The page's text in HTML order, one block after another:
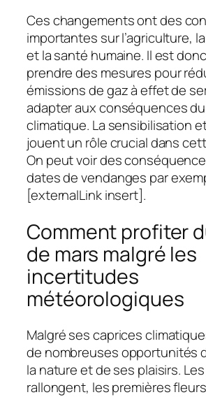
Ces changements ont des
importantes sur l’agriculture,
et la santé humaine. Il est
prendre des mesures pour
émissions de gaz à effet de
adapter aux conséquences
climatique. La sensibilisation
jouent un rôle crucial dans
On peut voir des
dates de vendanges par
[externalLink insert].
Comment profiter
de mars malgré les
incertitudes
météorologiques
Malgré ses caprices
de nombreuses opportunités
la nature et de ses plaisirs.
rallongent, les premières